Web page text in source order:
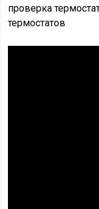
проверка
термостатов